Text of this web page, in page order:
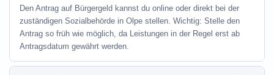
Den Antrag auf Bürgergeld kannst du online oder direkt bei der
zuständigen Sozialbehörde in Olpe stellen. Wichtig: Stelle den
Antrag so früh wie möglich, da Leistungen in der Regel erst ab
Antragsdatum gewährt werden.